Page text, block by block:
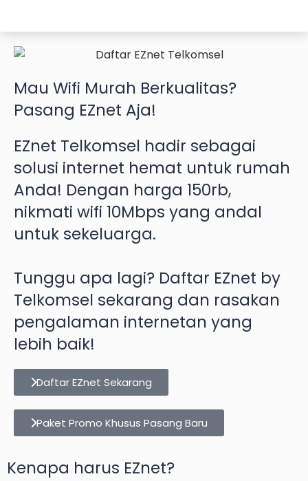
Mau Wifi Murah Berkualitas?
Pasang EZnet Aja!
EZnet Telkomsel hadir sebagai
solusi internet hemat untuk rumah
Anda! Dengan harga 150rb,
nikmati wifi 10Mbps yang andal
untuk sekeluarga.
Tunggu apa lagi? Daftar EZnet by
Telkomsel sekarang dan rasakan
pengalaman internetan yang
lebih baik!
Daftar EZnet Sekarang
Paket Promo Khusus Pasang Baru
Kenapa harus EZnet?